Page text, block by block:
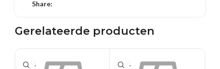
Share:
Gerelateerde producten
0.35 L 0.35 L